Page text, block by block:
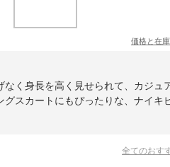
価格と在
く身長を高く見せられて、カジュ
スカートにもぴったりな、ナイキ
全てのおす